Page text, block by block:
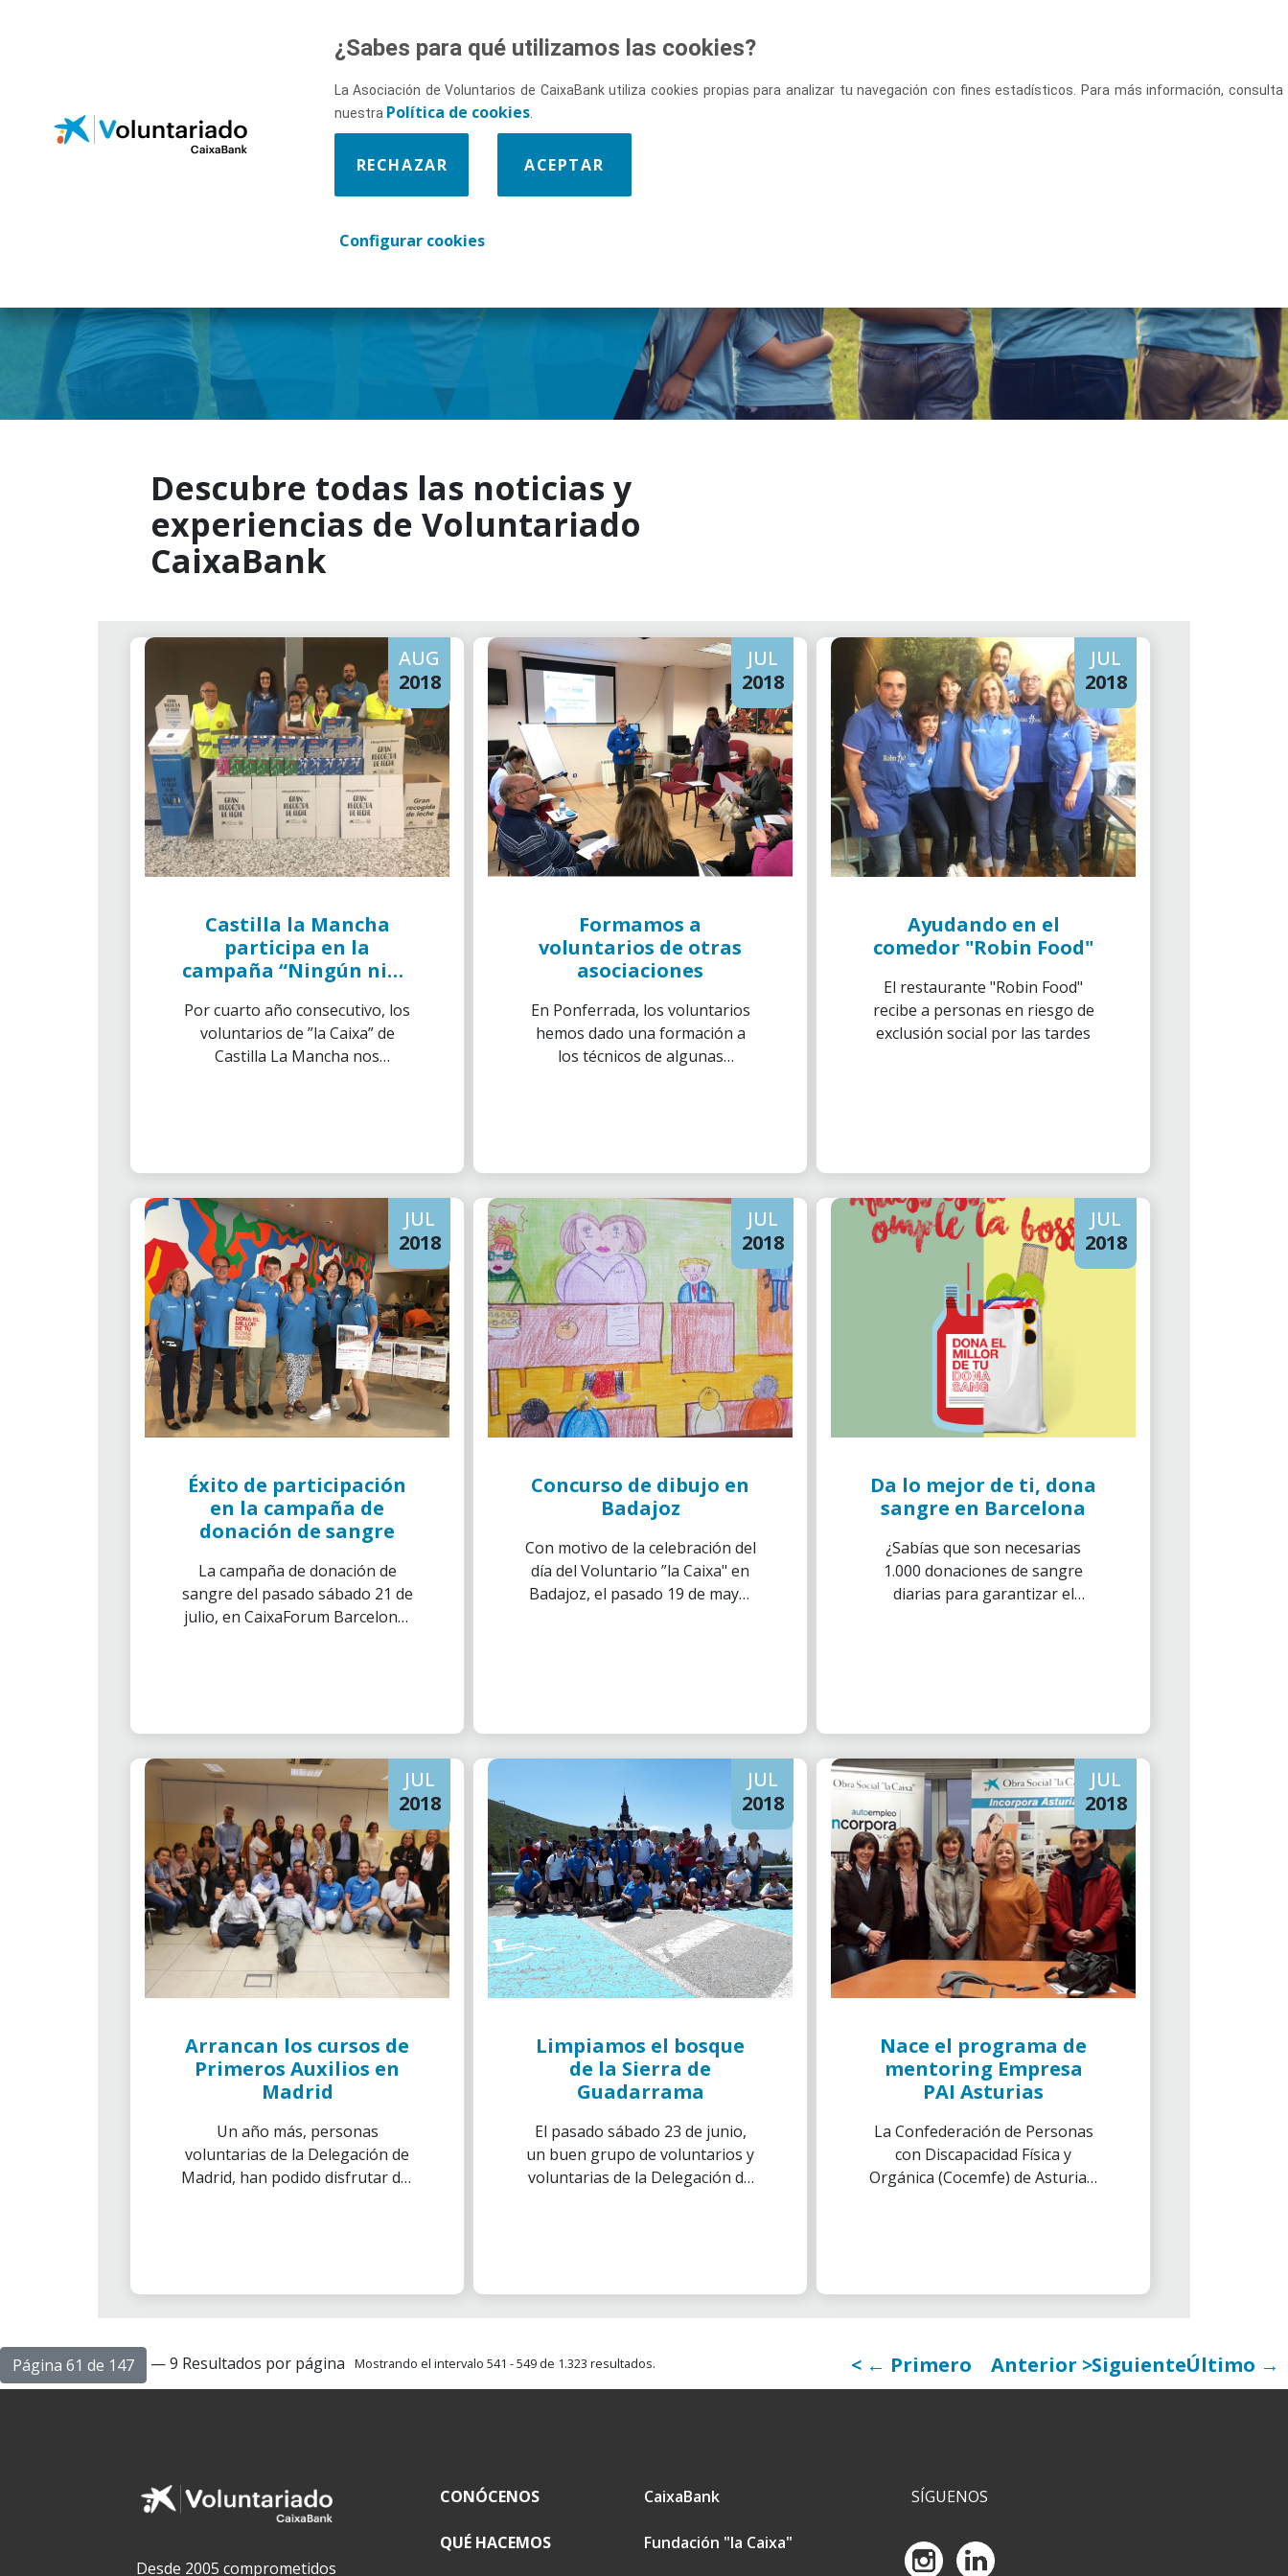
Descúbrenos
Descubre todas las noticias y
experiencias de Voluntariado
CaixaBank
AUG
2018
Castilla la Mancha
participa en la
campaña “Ningún niño
Por cuarto año consecutivo, los
voluntarios de ”la Caixa” de
Castilla La Mancha nos
JUL
2018
Formamos a
voluntarios de otras
asociaciones
En Ponferrada, los voluntarios
hemos dado una formación a
los técnicos de algunas
JUL
2018
Ayudando en el
comedor "Robin Food"
El restaurante "Robin Food"
recibe a personas en riesgo de
exclusión social por las tardes
JUL
2018
Éxito de participación
en la campaña de
donación de sangre
La campaña de donación de
sangre del pasado sábado 21 de
julio, en CaixaForum Barcelona,
JUL
2018
Concurso de dibujo en
Badajoz
Con motivo de la celebración del
día del Voluntario ”la Caixa" en
Badajoz, el pasado 19 de mayo,
”la Caixa".
JUL
2018
Da lo mejor de ti, dona
sangre en Barcelona
¿Sabías que son necesarias
1.000 donaciones de sangre
diarias para garantizar el
JUL
2018
Arrancan los cursos de
Primeros Auxilios en
Madrid
Un año más, personas
voluntarias de la Delegación de
Madrid, han podido disfrutar del
un óptimo desarrollo de su
indudable valor.
JUL
2018
Limpiamos el bosque
de la Sierra de
Guadarrama
El pasado sábado 23 de junio,
un buen grupo de voluntarios y
voluntarias de la Delegación de
Madrid, acudimos al puerto de
JUL
2018
Nace el programa de
mentoring Empresa
PAI Asturias
La Confederación de Personas
con Discapacidad Física y
Orgánica (Cocemfe) de Asturias,
objetivo de fortalecer la
Autoempleo Incorpora ,
programa que promueve el
Página 61 de 147 — 9 Resultados por página Mostrando el intervalo 541 - 549 de 1.323 resultados. ← Primero Anterior SiguienteÚltimo →
Desde 2005 comprometidos
CONÓCENOS
QUÉ HACEMOS
CaixaBank
Fundación "la Caixa"
SÍGUENOS
¿Sabes para qué utilizamos las cookies?
La Asociación de Voluntarios de CaixaBank utiliza cookies propias para analizar tu navegación con fines estadísticos. Para más información, consulta
nuestra Política de cookies.
RECHAZAR ACEPTAR
Configurar cookies